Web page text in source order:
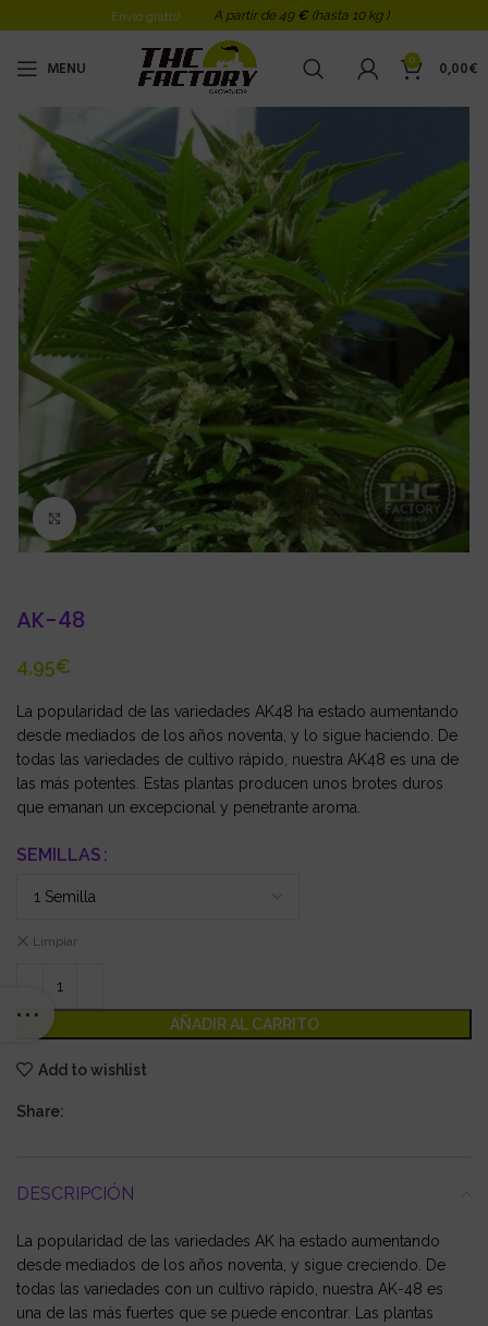
Envio gratis! A partir de 49 € (hasta 10 kg )
MENU 0 0,00€
Click to enlarge
AK-48
€
La popularidad de las variedades AK48 ha estado aumentando
desde mediados de los años noventa, y lo sigue haciendo. De
todas las variedades de cultivo rápido, nuestra AK48 es una de
las más potentes. Estas plantas producen unos brotes duros
que emanan un excepcional y penetrante aroma.
SEMILLAS
Limpiar
AÑADIR AL CARRITO
Add to wishlist
Share:
DESCRIPCIÓN
La popularidad de las variedades AK ha estado aumentando
desde mediados de los años noventa, y sigue creciendo. De
todas las variedades con un cultivo rápido, nuestra AK-48 es
una de las más fuertes que se puede encontrar. Las plantas